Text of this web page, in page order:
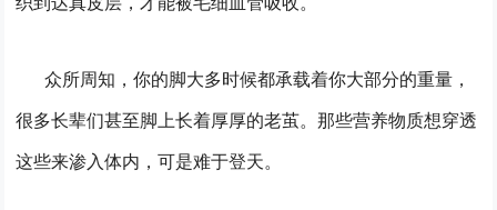
众所周知，你的脚大多时候都承载着你大部分的重量，
很多长辈们甚至脚上长着厚厚的老茧。那些营养物质想穿透
这些来渗入体内，可是难于登天。